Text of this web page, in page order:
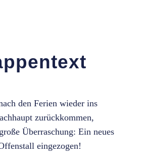
den Ferien wieder ins
zurückkommen,
Überraschung: Ein neues
eingezogen!